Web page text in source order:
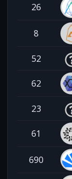
26
8
52
62
23
61
690